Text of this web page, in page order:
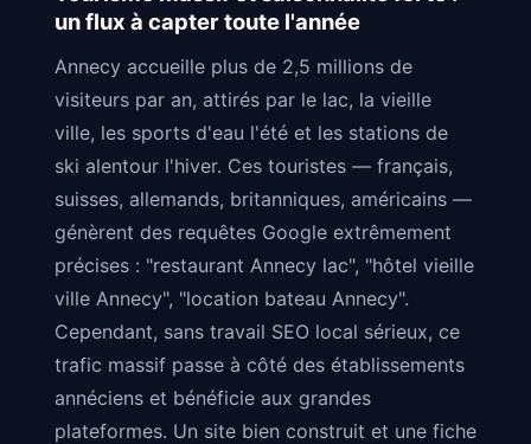
un flux à capter toute l'année
Annecy accueille plus de 2,5 millions de
visiteurs par an, attirés par le lac, la vieille
ville, les sports d'eau l'été et les stations de
ski alentour l'hiver. Ces touristes — français,
suisses, allemands, britanniques, américains —
génèrent des requêtes Google extrêmement
précises : "restaurant Annecy lac", "hôtel vieille
ville Annecy", "location bateau Annecy".
Cependant, sans travail SEO local sérieux, ce
trafic massif passe à côté des établissements
annéciens et bénéficie aux grandes
plateformes. Un site bien construit et une fiche